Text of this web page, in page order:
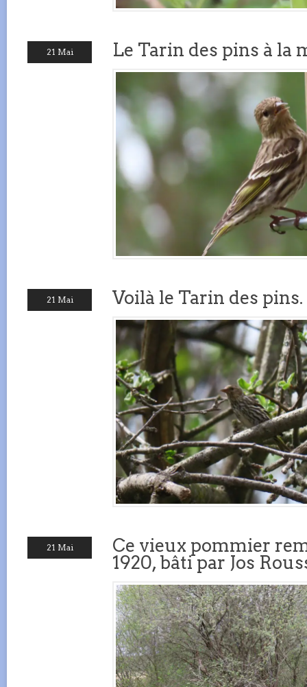
21 Mai Le Tarin des pins à la
21 Mai Voilà le Tarin des pins.
21 Mai
Ce vieux pommier
1920, bâti par Jos